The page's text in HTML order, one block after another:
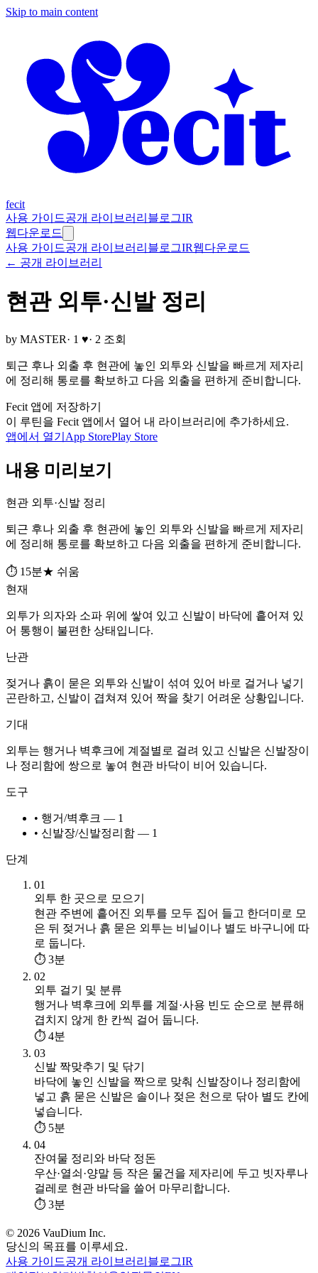
Skip to main content
fecit
사용 가이드공개 라이브러리 블로그IR
웹다운로드
사용 가이드공개 라이브러리 블로그IR웹다운로드
← 공개 라이브러리
현관 외투·신발 정리
by MASTER· 1 ♥· 2 조회
퇴근 후나 외출 후 현관에 놓인 외투와 신발을 빠르게 제자리
에 정리해 통로를 확보하고 다음 외출을 편하게 준비합니다.
Fecit 앱에 저장하기
이 루틴을 Fecit 앱에서 열어 내 라이브러리에 추가하세요.
앱에서 열기 App StorePlay Store
내용 미리보기
현관 외투·신발 정리
퇴근 후나 외출 후 현관에 놓인 외투와 신발을 빠르게 제자리
에 정리해 통로를 확보하고 다음 외출을 편하게 준비합니다.
⏱ 15분★ 쉬움
현재
외투가 의자와 소파 위에 쌓여 있고 신발이 바닥에 흩어져 있
어 통행이 불편한 상태입니다.
난관
젖거나 흙이 묻은 외투와 신발이 섞여 있어 바로 걸거나 넣기
곤란하고, 신발이 겹쳐져 있어 짝을 찾기 어려운 상황입니다.
기대
외투는 행거나 벽후크에 계절별로 걸려 있고 신발은 신발장이
나 정리함에 쌍으로 놓여 현관 바닥이 비어 있습니다.
도구
• 행거/벽후크 — 1
• 신발장/신발정리함 — 1
단계
01
외투 한 곳으로 모으기
현관 주변에 흩어진 외투를 모두 집어 들고 한더미로 모
은 뒤 젖거나 흙 묻은 외투는 비닐이나 별도 바구니에 따
로 둡니다.
⏱ 3분
02
외투 걸기 및 분류
행거나 벽후크에 외투를 계절·사용 빈도 순으로 분류해
겹치지 않게 한 칸씩 걸어 둡니다.
⏱ 4분
03
신발 짝맞추기 및 닦기
바닥에 놓인 신발을 짝으로 맞춰 신발장이나 정리함에
넣고 흙 묻은 신발은 솔이나 젖은 천으로 닦아 별도 칸에
넣습니다.
⏱ 5분
04
잔여물 정리와 바닥 정돈
우산·열쇠·양말 등 작은 물건을 제자리에 두고 빗자루나
걸레로 현관 바닥을 쓸어 마무리합니다.
⏱ 3분
© 2026 VauDium Inc.
당신의 목표를 이루세요.
사용 가이드공개 라이브러리 블로그IR